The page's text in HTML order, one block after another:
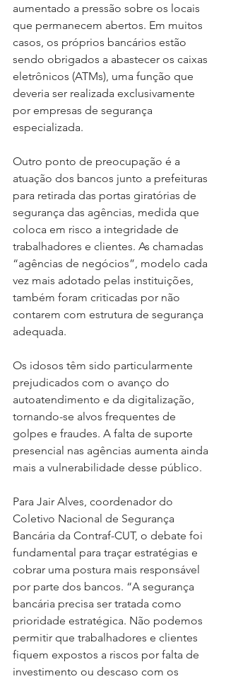
aumentado a pressão sobre os locais
que permanecem abertos. Em muitos
casos, os próprios bancários estão
sendo obrigados a abastecer os caixas
eletrônicos (ATMs), uma função que
deveria ser realizada exclusivamente
por empresas de segurança
especializada.
Outro ponto de preocupação é a
atuação dos bancos junto a prefeituras
para retirada das portas giratórias de
segurança das agências, medida que
coloca em risco a integridade de
trabalhadores e clientes. As chamadas
“agências de negócios”, modelo cada
vez mais adotado pelas instituições,
também foram criticadas por não
contarem com estrutura de segurança
adequada.
Os idosos têm sido particularmente
prejudicados com o avanço do
autoatendimento e da digitalização,
tornando-se alvos frequentes de
golpes e fraudes. A falta de suporte
presencial nas agências aumenta ainda
mais a vulnerabilidade desse público.
Para Jair Alves, coordenador do
Coletivo Nacional de Segurança
Bancária da Contraf-CUT, o debate foi
fundamental para traçar estratégias e
cobrar uma postura mais responsável
por parte dos bancos. “A segurança
bancária precisa ser tratada como
prioridade estratégica. Não podemos
permitir que trabalhadores e clientes
fiquem expostos a riscos por falta de
investimento ou descaso com os